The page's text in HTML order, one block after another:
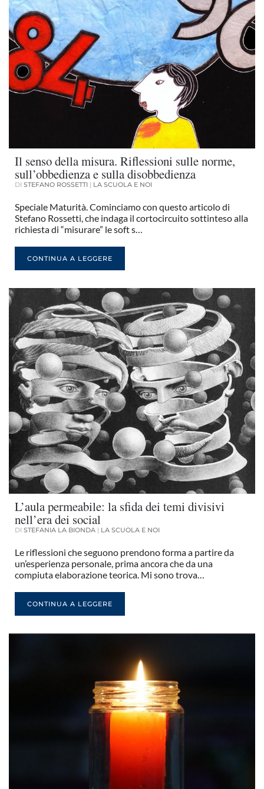
Il senso della misura. Riflessioni sulle norme,
sull’obbedienza e sulla disobbedienza
DI STEFANO ROSSETTI | LA SCUOLA E NOI
Speciale Maturità. Cominciamo con questo articolo di
Stefano Rossetti, che indaga il cortocircuito sottinteso alla
richiesta di “misurare” le soft s…
CONTINUA A LEGGERE
L’aula permeabile: la sfida dei temi divisivi
nell’era dei social
DI STEFANIA LA BIONDA | LA SCUOLA E NOI
Le riflessioni che seguono prendono forma a partire da
un’esperienza personale, prima ancora che da una
compiuta elaborazione teorica. Mi sono trova…
CONTINUA A LEGGERE